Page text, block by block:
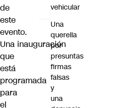
de
este
evento.
Una inauguración
que
está
programada
para
el
vehicular
Una
querella
por
presuntas
firmas
falsas
y
una